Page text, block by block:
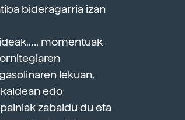
bideragarria izan
momentuak
lekuan,
edo
zabaldu du eta